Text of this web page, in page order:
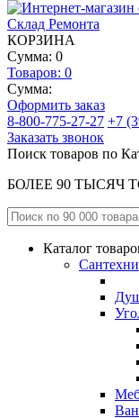
КОРЗИНА
Сумма: 0
Товаров: 0
Сумма:
Оформить заказ
8-800-775-27-27 +7
Заказать звонок
Поиск товаров по
БОЛЕЕ 90 ТЫСЯЧ
Каталог